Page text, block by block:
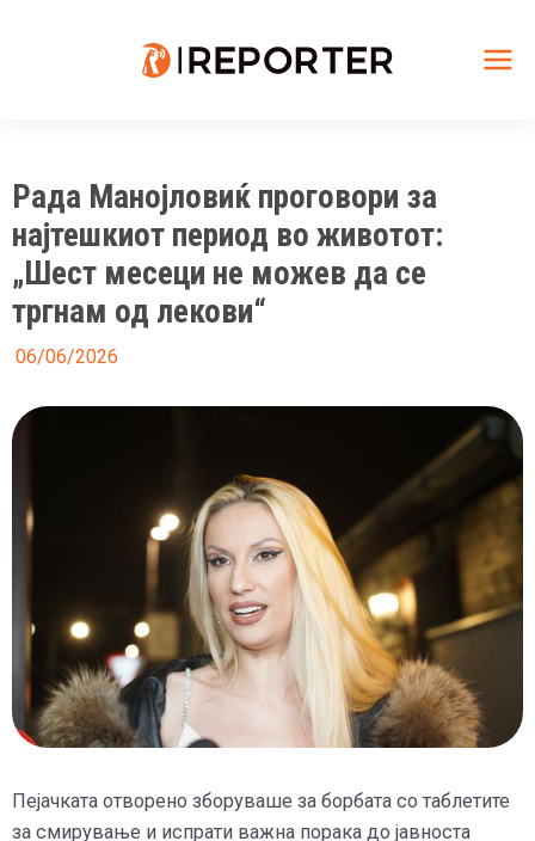
Рада Манојловиќ проговори за
најтешкиот период во животот:
„Шест месеци не можев да се
тргнам од лекови“
06/06/2026
Пејачката отворено зборуваше за борбата со таблетите
за смирување и испрати важна порака до јавноста